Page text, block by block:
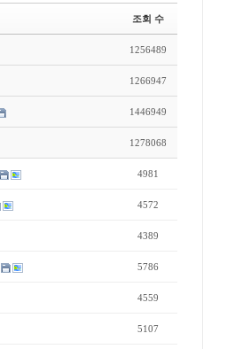
e
le
ry
조회 수
1256489
1266947
1446949
1278068
4981
4572
4389
5786
4559
5107